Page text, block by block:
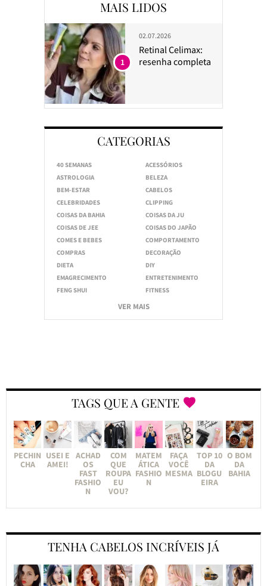
MAIS LIDOS
02.07.2026
Retinal Celimax:
resenha completa
1
CATEGORIAS
40 SEMANAS
ACESSÓRIOS
ASTROLOGIA
BELEZA
BEM-ESTAR
CABELOS
CELEBRIDADES
CLIPPING
COISAS DA BAHIA
COISAS DA JU
COISAS DE JEE
COISAS DO JAPÃO
COMES E BEBES
COMPORTAMENTO
COMPRAS
DECORAÇÃO
DIETA
DIY
EMAGRECIMENTO
ENTRETENIMENTO
FENG SHUI
FITNESS
VER MAIS
TAGS QUE A GENTE
PECHIN
CHA
USEI E
AMEI!
ACHAD
OS
FAST
FASHIO
N
COM
QUE
ROUPA
EU
VOU?
MATEM
ÁTICA
FASHIO
N
FAÇA
VOCÊ
MESMA
TOP 10
DA
BLOGU
EIRA
O BOM
DA
BAHIA
TENHA CABELOS INCRÍVEIS JÁ